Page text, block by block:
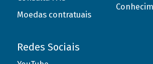
Moedas contratuais
Redes Sociais